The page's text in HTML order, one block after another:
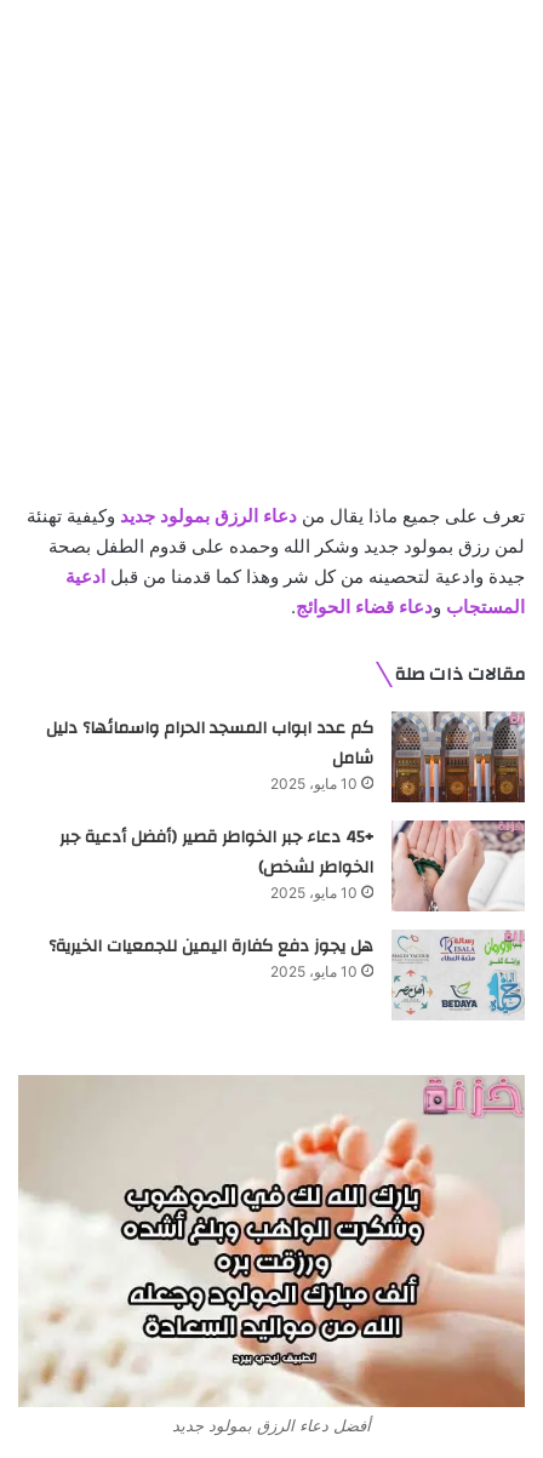
تعرف على جميع ماذا يقال من دعاء الرزق بمولود جديد وكيفية تهنئة
لمن رزق بمولود جديد وشكر الله وحمده على قدوم الطفل بصحة
جيدة وادعية لتحصينه من كل شر وهذا كما قدمنا من قبل ادعية
المستجاب ودعاء قضاء الحوائج.
مقالات ذات صلة
كم عدد ابواب المسجد الحرام واسمائها؟ دليل
شامل
10 مايو، 2025
+45 دعاء جبر الخواطر قصير (أفضل أدعية جبر
الخواطر لشخص)
10 مايو، 2025
هل يجوز دفع كفارة اليمين للجمعيات الخيرية؟
10 مايو، 2025
أفضل دعاء الرزق بمولود جديد